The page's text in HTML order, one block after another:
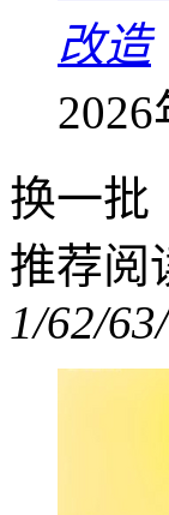
改造
2026
换一批
推荐阅
1/62/6